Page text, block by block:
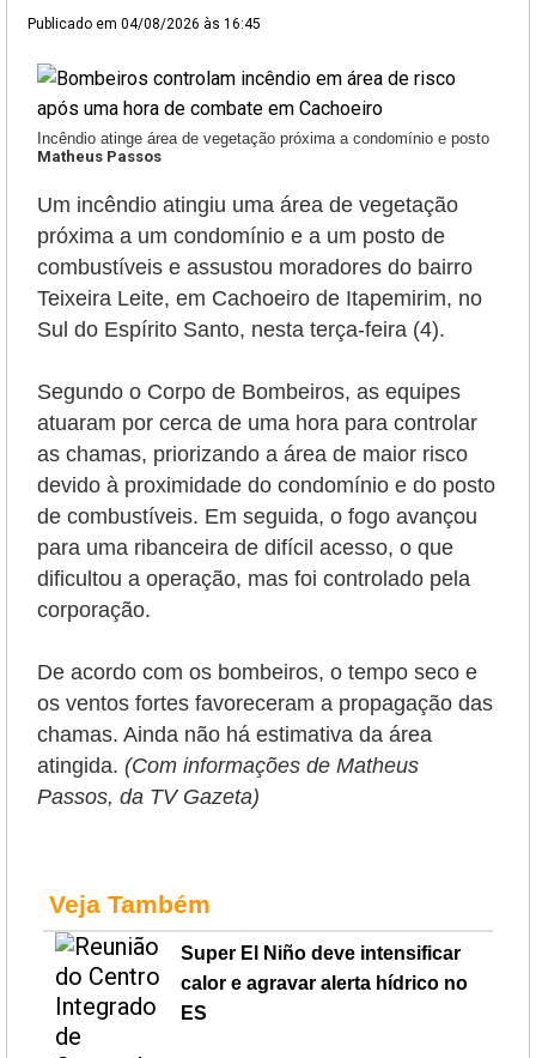
Publicado em 04/08/2026 às 16:45
Incêndio atinge área de vegetação próxima a condomínio e posto
Matheus Passos
Um incêndio atingiu uma área de vegetação
próxima a um condomínio e a um posto de
combustíveis e assustou moradores do bairro
Teixeira Leite, em Cachoeiro de Itapemirim, no
Sul do Espírito Santo, nesta terça-feira (4).
Segundo o Corpo de Bombeiros, as equipes
atuaram por cerca de uma hora para controlar
as chamas, priorizando a área de maior risco
devido à proximidade do condomínio e do posto
de combustíveis. Em seguida, o fogo avançou
para uma ribanceira de difícil acesso, o que
dificultou a operação, mas foi controlado pela
corporação.
De acordo com os bombeiros, o tempo seco e
os ventos fortes favoreceram a propagação das
chamas. Ainda não há estimativa da área
atingida. (Com informações de Matheus
Passos, da TV Gazeta)
Veja Também
Super El Niño deve intensificar
calor e agravar alerta hídrico no
ES